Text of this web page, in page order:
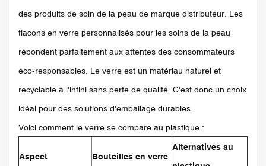
des produits de soin de la peau de marque distributeur. Les
flacons en verre personnalisés pour les soins de la peau
répondent parfaitement aux attentes des consommateurs
éco-responsables. Le verre est un matériau naturel et
recyclable à l'infini sans perte de qualité. C'est donc un choix
idéal pour des solutions d'emballage durables.
Voici comment le verre se compare au plastique :
Aspect Bouteilles en verre
Alternatives au